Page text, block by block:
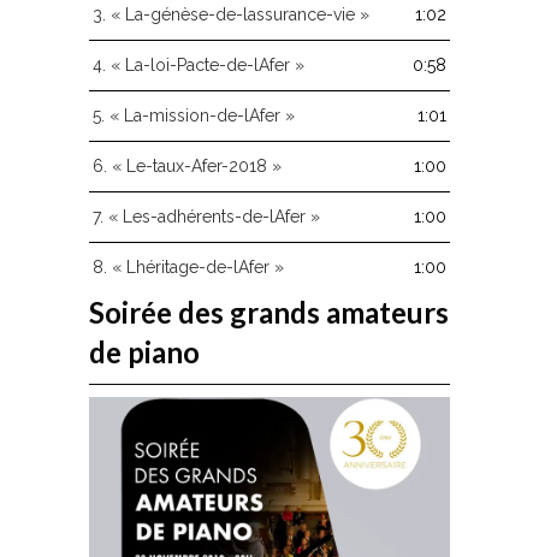
diminuer
le
volume.
3. « La-génèse-de-lassurance-vie » 1:02
4. « La-loi-Pacte-de-lAfer » 0:58
5. « La-mission-de-lAfer » 1:01
6. « Le-taux-Afer-2018 » 1:00
7. « Les-adhérents-de-lAfer » 1:00
8. « Lhéritage-de-lAfer » 1:00
Soirée des grands amateurs
de piano